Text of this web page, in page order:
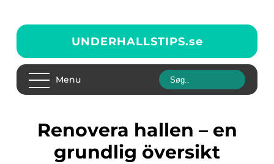
UNDERHALLSTIPS.se
Menu
Renovera hallen – en
grundlig översikt